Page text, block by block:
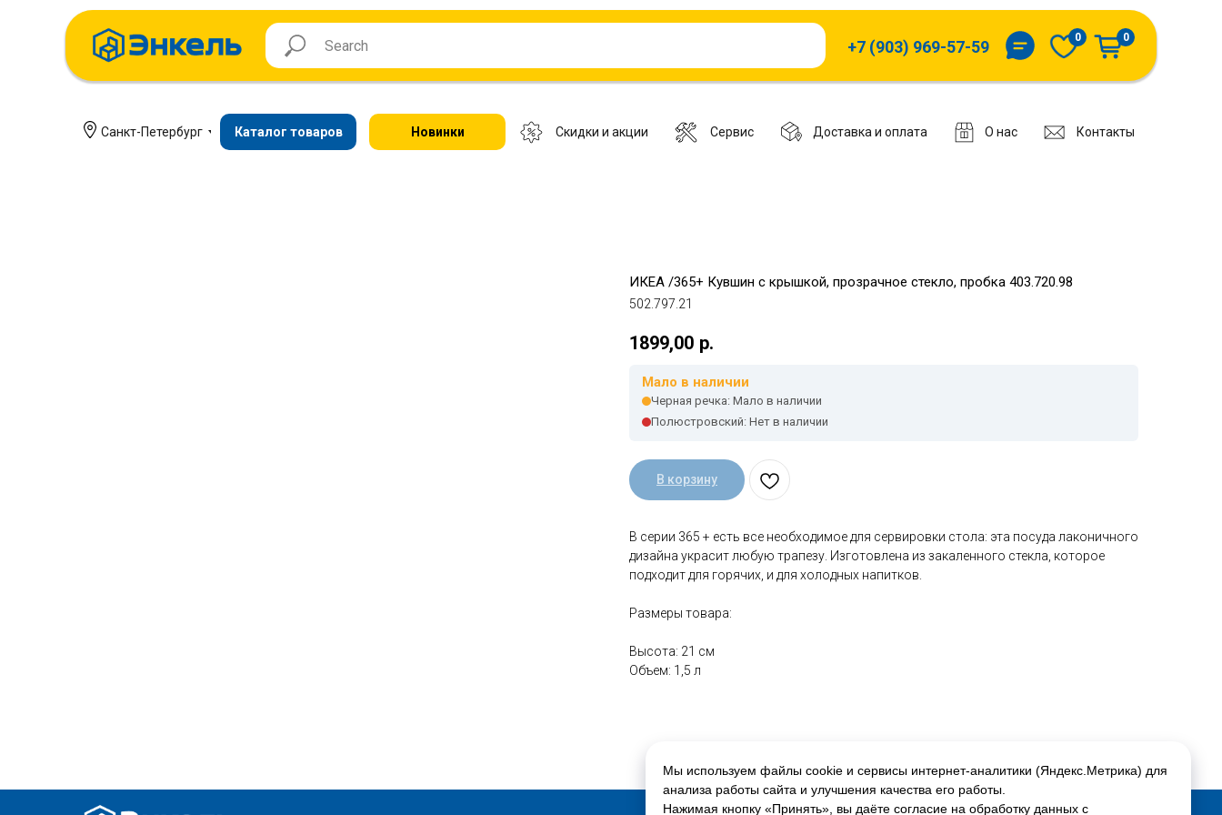
Мы используем файлы cookie и сервисы интернет-аналитики (Яндекс.Метрика) для
анализа работы сайта и улучшения качества его работы.
Нажимая кнопку «Принять», вы даёте согласие на обработку данных с
+7 (903) 969-57-59 0
0
Контакты
О нас
Доставка и оплата
Скидки и акции Сервис
Каталог товаров Новинки
Санкт-Петербург
ИКЕА /365+ Кувшин с крышкой, прозрачное стекло, пробка 403.720.98
502.797.21
1899,00 р.
Мало в наличии
Черная речка: Мало в наличии
Полюстровский: Нет в наличии
В корзину
В серии 365 + есть все необходимое для сервировки стола: эта посуда лаконичного
дизайна украсит любую трапезу. Изготовлена из закаленного стекла, которое
подходит для горячих, и для холодных напитков.
Размеры товара:
Высота: 21 см
Объем: 1,5 л